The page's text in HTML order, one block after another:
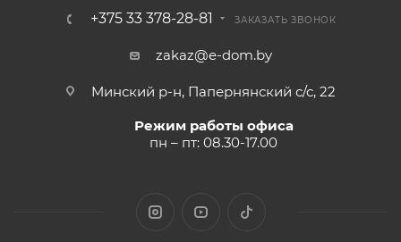
+375 33 378-28-81 ЗАКАЗАТЬ ЗВОНОК
zakaz@e-dom.by
Минский р-н, Папернянский с/с, 22
Режим работы офиса
пн – пт: 08.30-17.00